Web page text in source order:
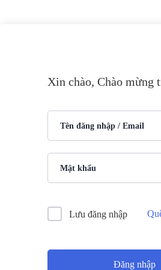
Xin chào, Chào mừng
Lưu đăng nhập
Đăng nhập